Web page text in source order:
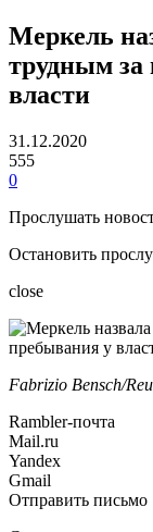
Меркель
трудным за
власти
31.12.2020
555
0
Прослушать
Остановить
close
Fabrizio Bensch/
Rambler-почта
Mail.ru
Yandex
Gmail
Отправить письмо